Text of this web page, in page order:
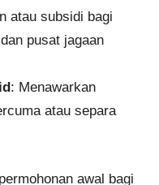
atau subsidi bagi
pusat jagaan
: Menawarkan
atau separa
awal bagi